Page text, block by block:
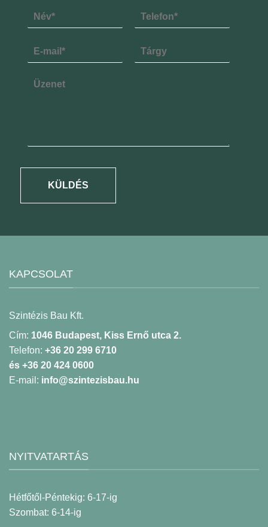
KÜLDÉS
KAPCSOLAT
Szintézis Bau Kft.
Cím: 1046 Budapest, Kiss Ernő utca 2.
Telefon: +36 20 299 6710
és +36 20 424 0600
E-mail: info@szintezisbau.hu
NYITVATARTÁS
Hétfőtől-Péntekig: 6-17-ig
Szombat: 6-14-ig